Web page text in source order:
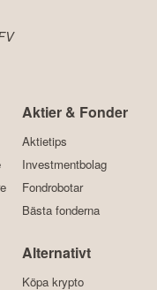
Aktier & Fonder
Aktietips
Investmentbolag
Fondrobotar
Bästa fonderna
Alternativt
Köpa krypto